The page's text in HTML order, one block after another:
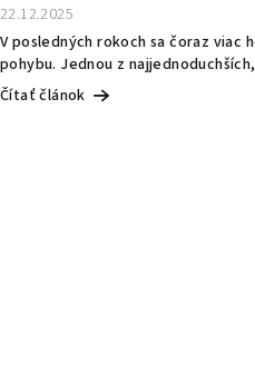
22.12.2025
V posledných rokoch sa čoraz viac
pohybu. Jednou z
Čítať článok